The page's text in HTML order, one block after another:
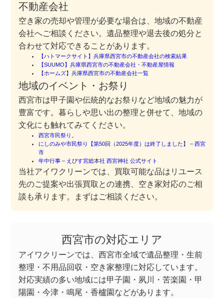
不動産会社
空き家の売却や管理が必要な場合は、地域の不動産
会社へご相談ください。遺品整理や退去後の処分と
合わせて対応できることがあります。
【ハトマークサイト】兵庫県西宮市の不動産会社の検索結果
【SUUMO】兵庫県西宮市の不動産会社・不動産屋情報
【ホームズ】兵庫県西宮市の不動産会社一覧
地域のイベント・お祭り
西宮市は甲子園や伝統的なお祭りなど地域の魅力が
豊富です。暮らしや思い出の整理と併せて、地域の
文化にも触れてみてください。
西宮市民祭り。
にしのみや市民祭り【第50回（2025年度）は終了しました】 – 西宮
市
年中行事 – えびす宮総本社 西宮神社 公式サイト
当社アイワクリーンでは、買取可能な品はリユース
先のご提案や出張買取との連携、空き家対応のご相
談も承ります。まずはご相談ください。
西宮市の対応エリア
アイワクリーンでは、西宮市全域で遺品整理・生前
整理・不用品回収・空き家整理に対応しています。
対応実績の多い地域には甲子園・夙川・苦楽園・甲
陽園・今津・鳴尾・香櫨園などがあります。